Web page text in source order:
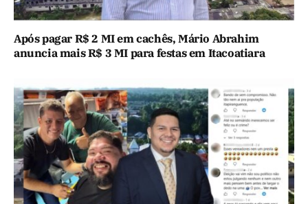
Após pagar R$ 2 MI em cachês, Mário Abrahim
anuncia mais R$ 3 MI para festas em Itacoatiara